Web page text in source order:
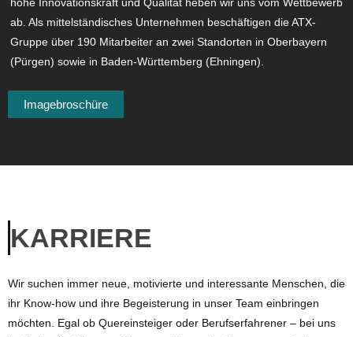
hohe Innovationskraft und Qualität heben wir uns vom Wettbewerb
ab. Als mittelständisches Unternehmen beschäftigen die ATX-
Gruppe über 190 Mitarbeiter an zwei Standorten in Oberbayern
(Pürgen) sowie in Baden-Württemberg (Ehningen).
Imagebroschüre
KARRIERE
Wir suchen immer neue, motivierte und interessante Menschen, die
ihr Know-how und ihre Begeisterung in unser Team einbringen
möchten. Egal ob Quereinsteiger oder Berufserfahrener – bei uns